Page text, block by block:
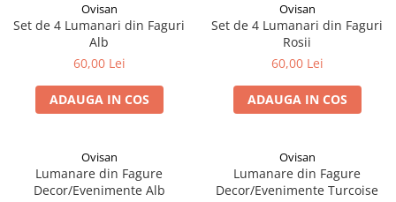
Ovisan
Set de 4 Lumanari din Faguri
Alb
60,00 Lei
ADAUGA IN COS
Ovisan
Set de 4 Lumanari din Faguri
Rosii
60,00 Lei
ADAUGA IN COS
Ovisan
Lumanare din Fagure
Decor/Evenimente Alb
Ovisan
Lumanare din Fagure
Decor/Evenimente Turcoise